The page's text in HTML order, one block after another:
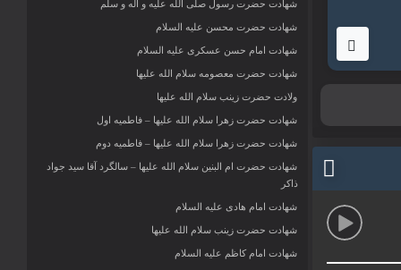
شهادت حضرت رسول صلی الله علیه و آله و سلم
شهادت حضرت محسن علیه السلام
شهادت امام حسن عسکری علیه السلام
شهادت حضرت معصومه سلام الله علیها
ولادت حضرت زینب سلام الله علیها
شهادت حضرت زهرا سلام الله علیها – فاطمیه اول
شهادت حضرت زهرا سلام الله علیها – فاطمیه دوم
شهادت حضرت ام البنین سلام الله علیها – سالگرد آقا سید جواد
ذاکر
شهادت امام هادی علیه السلام
شهادت حضرت زینب سلام الله علیها
شهادت امام کاظم علیه السلام